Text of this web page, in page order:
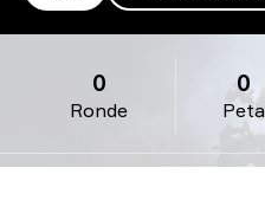
Ronde
0
Peta
0